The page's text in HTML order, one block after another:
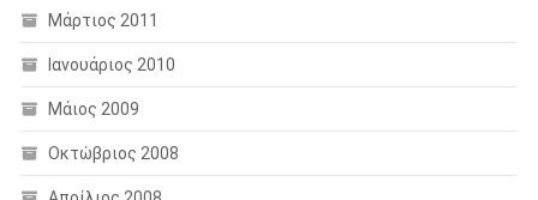
Μάρτιος 2011
Ιανουάριος 2010
Μάιος 2009
Οκτώβριος 2008